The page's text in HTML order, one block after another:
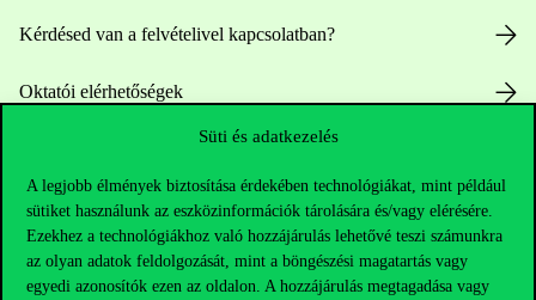
Süti és adatkezelés
A legjobb élmények biztosítása érdekében technológiákat, mint például
sütiket használunk az eszközinformációk tárolására és/vagy elérésére.
Ezekhez a technológiákhoz való hozzájárulás lehetővé teszi számunkra
az olyan adatok feldolgozását, mint a böngészési magatartás vagy
egyedi azonosítók ezen az oldalon. A hozzájárulás megtagadása vagy
Kérdésed van a felvételivel kapcsolatban?
Oktatói elérhetőségek
HUB jelenlegi hallgatóinknak
Sajtó:press@uni-corvinus.hu